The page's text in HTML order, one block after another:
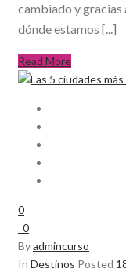
cambiado y
dónde estamos [...]
Read More
0
0
Byadmincurso
In Destinos Posted